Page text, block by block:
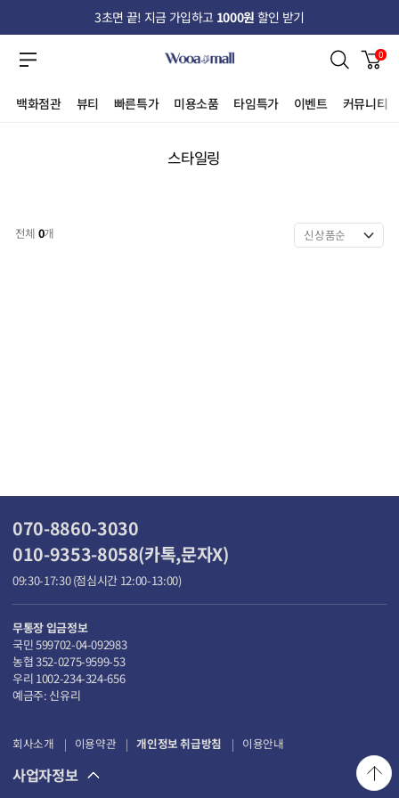
3초면 끝! 지금 가입하고 1000원 할인 받기
백화점관 뷰티 빠른특가 미용소품 타임특가 이벤트 커뮤니티
0
스타일링
전체 0개
회사소개 이용약관 개인정보 취급방침 이용안내
사업자정보
070-8860-3030
010-9353-8058(카톡,문자X)
09:30-17:30 (점심시간 12:00-13:00)
무통장 입금정보
국민 599702-04-092983
농협 352-0275-9599-53
우리 1002-234-324-656
예금주: 신유리